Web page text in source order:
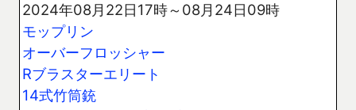
2024年08月22日17時～08月24日09時
モップリン
オーバーフロッシャー
Rブラスターエリート
14式竹筒銃